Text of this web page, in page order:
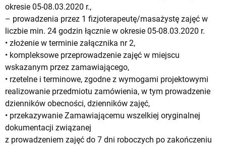
okresie 05-08.03.2020 r.,
– prowadzenia przez 1 fizjoterapeutę/masażystę zajęć w
liczbie min. 24 godzin łącznie w okresie 05-08.03.2020 r.
• złożenie w terminie załącznika nr 2,
• kompleksowe przeprowadzenie zajęć w miejscu
wskazanym przez zamawiającego,
• rzetelne i terminowe, zgodne z wymogami projektowymi
realizowanie przedmiotu zamówienia, w tym prowadzenie
dzienników obecności, dzienników zajęć,
• przekazywanie Zamawiającemu wszelkiej oryginalnej
dokumentacji związanej
z prowadzeniem zajęć do 7 dni roboczych po zakończeniu